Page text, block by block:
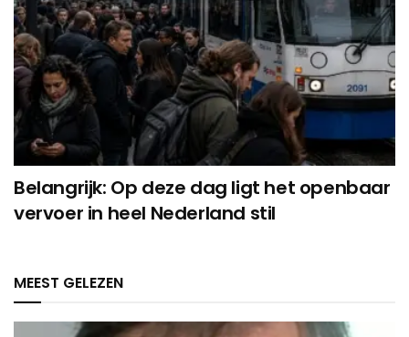
Belangrijk: Op deze dag ligt het openbaar
vervoer in heel Nederland stil
MEEST GELEZEN